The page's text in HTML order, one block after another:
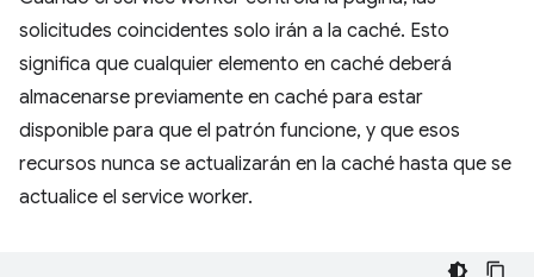
solicitudes coincidentes solo irán a la caché. Esto
significa que cualquier elemento en caché deberá
almacenarse previamente en caché para estar
disponible para que el patrón funcione, y que esos
recursos nunca se actualizarán en la caché hasta que se
actualice el service worker.